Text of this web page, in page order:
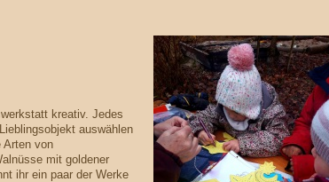
kreativ. Jedes
auswählen
Arten von
mit goldener
ihr ein paar der Werke